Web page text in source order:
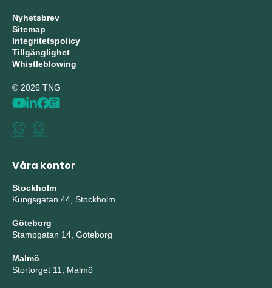
Nyhetsbrev
Sitemap
Integritetspolicy
Tillgänglighet
Whistleblowing
© 2026 TNG
Våra kontor
Stockholm
Kungsgatan 44, Stockholm
Göteborg
Stampgatan 14, Göteborg
Malmö
Stortorget 11, Malmö